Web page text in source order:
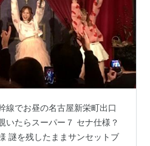
線でお昼の名古屋新栄町出口
いたらスーパー７ セナ仕様？
謎を残したままサンセットブ